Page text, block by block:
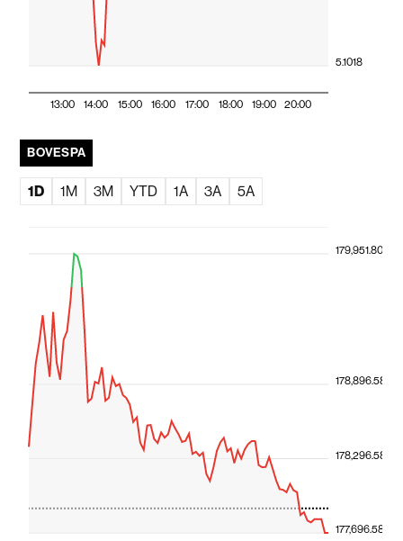
13:00 14:00 15:00 16:00 17:00 18:00 19:00 20:00
5.1018
BOVESPA
1D 1M 3M YTD 1A 3A 5A
177,696.58
178,296.58
178,896.58
179,951.80